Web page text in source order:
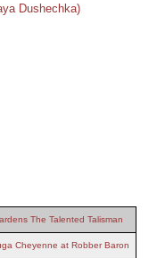
Dushechka)
The Talented Talisman
Cheyenne at Robber Baron